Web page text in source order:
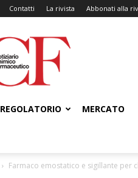
Contatti La rivista Abbonati alla
NCF
–
Notiziario
Chimico
REGOLATORIO MERCATO
Farmaco emostatico e sigillante per